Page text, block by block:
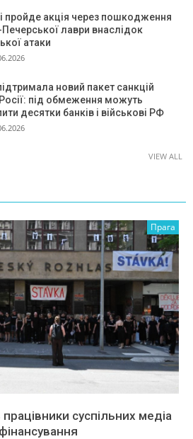
пройде акція через пошкодження
лаври внаслідок
атаки
новий пакет санкцій
під обмеження можуть
десятки банків і військові РФ
VIEW ALL
Прага
суспільних медіа